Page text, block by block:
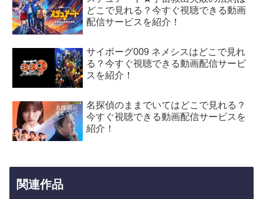
どこで見れる？今すぐ視聴できる動画
配信サービスを紹介！
サイボーグ009 ネメシスはどこで見れ
る？今すぐ視聴できる動画配信サービ
スを紹介！
名探偵のままでいてはどこで見れる？
今すぐ視聴できる動画配信サービスを
紹介！
関連作品